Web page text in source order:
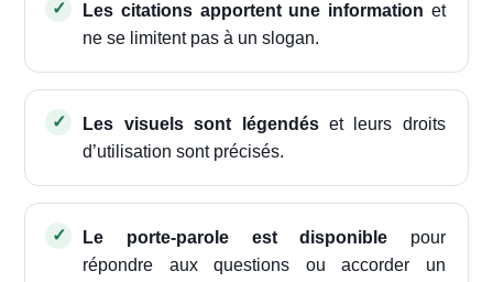
Les citations apportent une information et
ne se limitent pas à un slogan.
Les visuels sont légendéset leurs droits
d’utilisation sont précisés.
Le porte-parole est disponible pour
répondre aux questions ou accorder un